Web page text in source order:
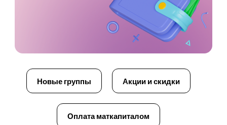
Новые группы Акции и скидки
Оплата маткапиталом